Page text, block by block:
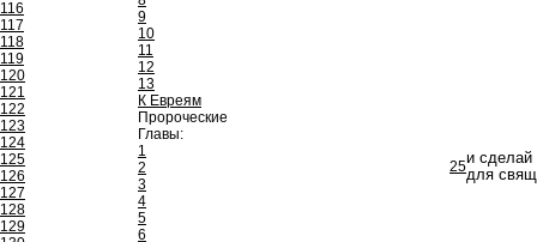
116
117
118
119
120
121
122
123
124
125
126
127
128
129
9
10
11
12
13
К Евреям
Пророческие
Главы:
1
2
3
4
5
6
25и сделай
для